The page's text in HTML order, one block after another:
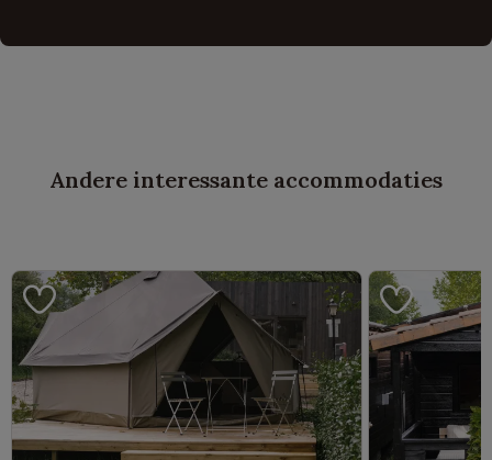
Andere interessante accommodaties